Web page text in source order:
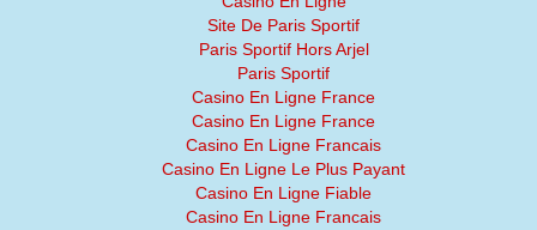
Site De Paris Sportif
Paris Sportif Hors Arjel
Paris Sportif
Casino En Ligne France
Casino En Ligne France
Casino En Ligne Francais
Casino En Ligne Le Plus Payant
Casino En Ligne Fiable
Casino En Ligne Francais